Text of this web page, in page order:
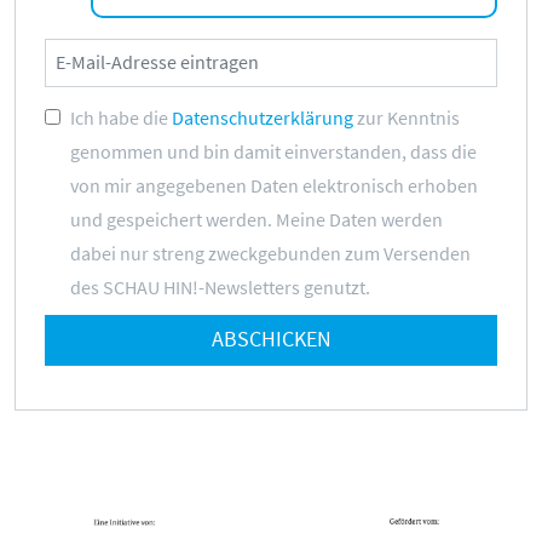
Ich habe die Datenschutzerklärungzur Kenntnis
genommen und bin damit einverstanden, dass die
von mir angegebenen Daten elektronisch erhoben
und gespeichert werden. Meine Daten werden
dabei nur streng zweckgebunden zum Versenden
des SCHAU HIN!-Newsletters genutzt.
ABSCHICKEN